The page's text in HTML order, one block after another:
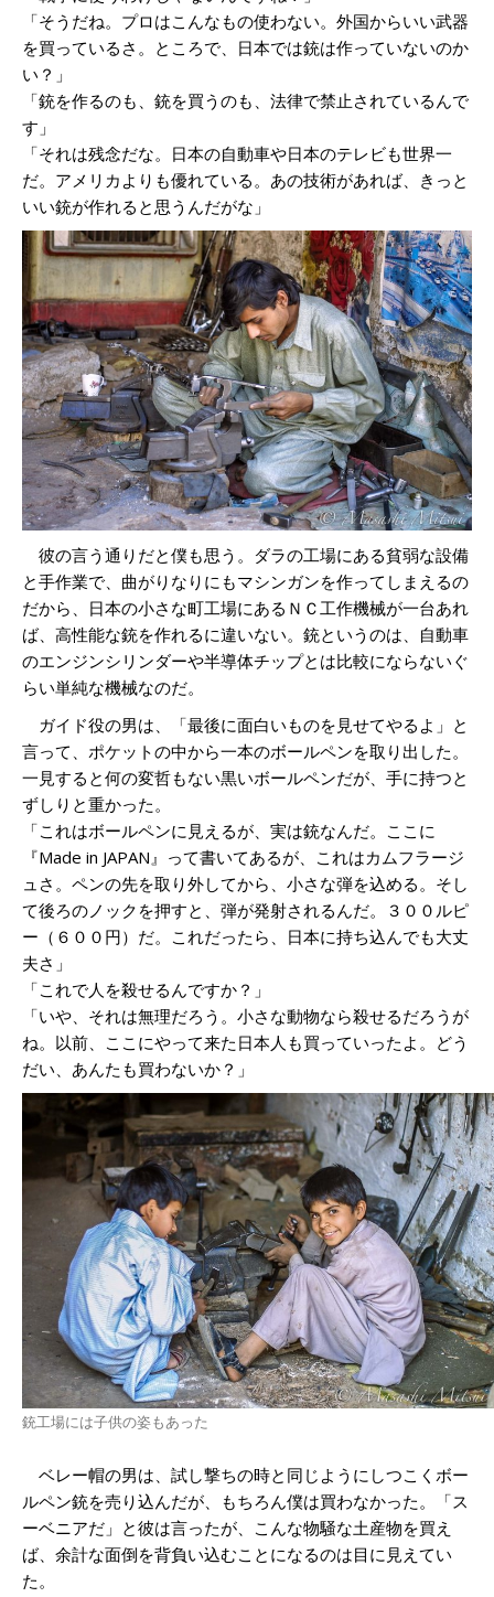
「そうだね。プロはこんなもの使わない。外国からいい武器
を買っているさ。ところで、日本では銃は作っていないのか
い？」
「銃を作るのも、銃を買うのも、法律で禁止されているんで
す」
「それは残念だな。日本の自動車や日本のテレビも世界一
だ。アメリカよりも優れている。あの技術があれば、きっと
いい銃が作れると思うんだがな」
彼の言う通りだと僕も思う。ダラの工場にある貧弱な設備
と手作業で、曲がりなりにもマシンガンを作ってしまえるの
だから、日本の小さな町工場にあるＮＣ工作機械が一台あれ
ば、高性能な銃を作れるに違いない。銃というのは、自動車
のエンジンシリンダーや半導体チップとは比較にならないぐ
らい単純な機械なのだ。
ガイド役の男は、「最後に面白いものを見せてやるよ」と
言って、ポケットの中から一本のボールペンを取り出した。
一見すると何の変哲もない黒いボールペンだが、手に持つと
ずしりと重かった。
「これはボールペンに見えるが、実は銃なんだ。ここに
『Made in JAPAN』って書いてあるが、これはカムフラージ
ュさ。ペンの先を取り外してから、小さな弾を込める。そし
て後ろのノックを押すと、弾が発射されるんだ。３００ルピ
ー（６００円）だ。これだったら、日本に持ち込んでも大丈
夫さ」
「これで人を殺せるんですか？」
「いや、それは無理だろう。小さな動物なら殺せるだろうが
ね。以前、ここにやって来た日本人も買っていったよ。どう
だい、あんたも買わないか？」
銃工場には子供の姿もあった
ベレー帽の男は、試し撃ちの時と同じようにしつこくボー
ルペン銃を売り込んだが、もちろん僕は買わなかった。「ス
ーベニアだ」と彼は言ったが、こんな物騒な土産物を買え
ば、余計な面倒を背負い込むことになるのは目に見えてい
た。